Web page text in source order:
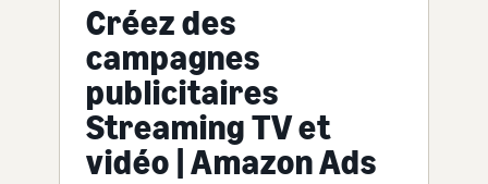
Créez des
campagnes
publicitaires
Streaming TV et
vidéo | Amazon Ads